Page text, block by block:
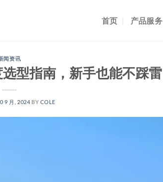
首页 产品服务
闻资讯
型指南，新手也能不踩雷
9 月, 2024 BY COLE